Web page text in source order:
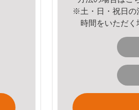
※土・日・祝日の
時間をいただく